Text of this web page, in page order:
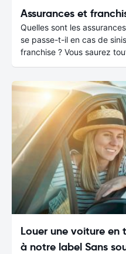
Assurances et
Quelles sont les
se passe-t-il en cas de
franchise ? Vous saurez
Louer une voiture
à notre label Sans